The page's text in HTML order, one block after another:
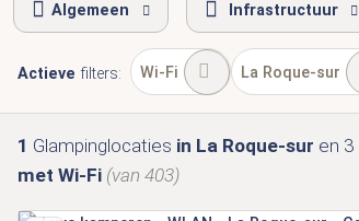
Algemeen Infrastructuur
Actieve filters: Wi-Fi La Roque-sur
1 Glampinglocaties in La Roque-sur en 3
met Wi-Fi (van 403)